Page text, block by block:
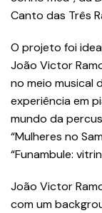
Canto das Três
O projeto foi
João Victor
no meio musical
experiência em
mundo da
“Mulheres no
“Funambule:
João Victor
com um